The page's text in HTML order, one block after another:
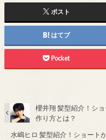
ポスト
はてブ
Pocket
櫻井翔 髪型紹介！シ
作り方とは？
水嶋ヒロ 髪型紹介！ショート